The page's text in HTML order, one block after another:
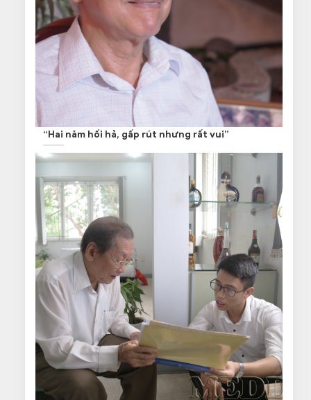
“Hai năm hối hả, gấp rút nhưng rất vui”